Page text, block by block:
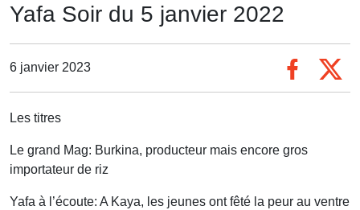
Yafa Soir du 5 janvier 2022
6 janvier 2023
Les titres
Le grand Mag: Burkina, producteur mais encore gros
importateur de riz
Yafa à l’écoute: A Kaya, les jeunes ont fêté la peur au ventre